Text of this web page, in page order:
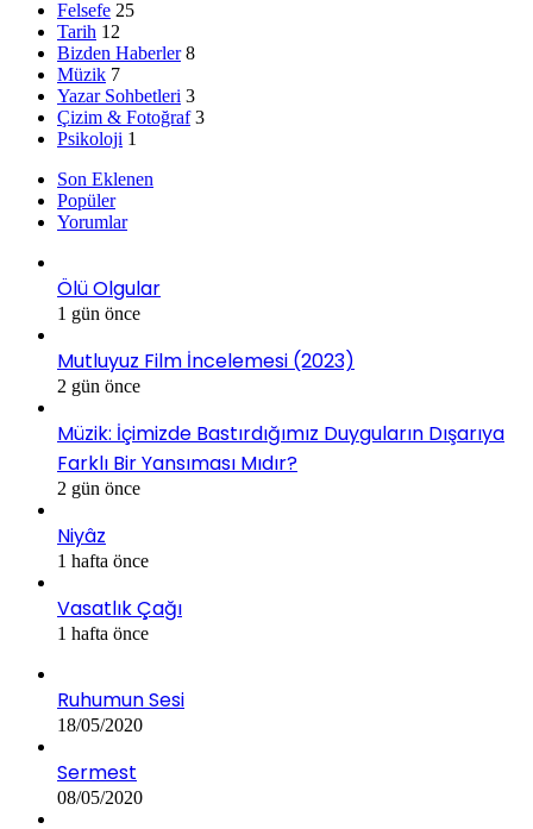
Felsefe 25
Tarih 12
Bizden Haberler 8
Müzik 7
Yazar Sohbetleri 3
Çizim & Fotoğraf 3
Psikoloji 1
Son Eklenen
Popüler
Yorumlar
Ölü Olgular
1 gün önce
Mutluyuz Film İncelemesi (2023)
2 gün önce
Müzik: İçimizde Bastırdığımız Duyguların Dışarıya
Farklı Bir Yansıması Mıdır?
2 gün önce
Niyâz
1 hafta önce
Vasatlık Çağı
1 hafta önce
Ruhumun Sesi
18/05/2020
Sermest
08/05/2020